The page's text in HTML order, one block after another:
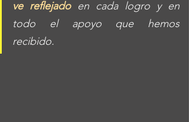
ve reflejado en cada logro y en
todo el apoyo que hemos
recibido.